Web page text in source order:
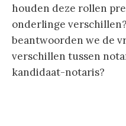
houden deze rollen
onderlinge
beantwoorden we de
verschillen tussen
kandidaat-notaris?